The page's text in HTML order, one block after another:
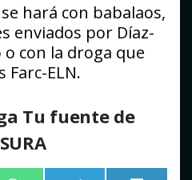
hará con babalaos,
enviados por Díaz-
o con la droga que
ELN.
Tu fuente de